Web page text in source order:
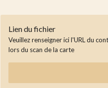
Lien du fichier
Veuillez renseigner ici l'URL du
lors du scan de la carte